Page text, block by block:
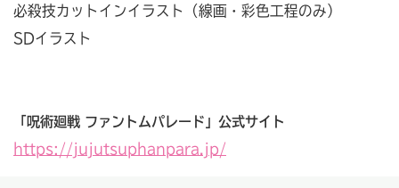
必殺技カットインイラスト（線画・彩色工程のみ）
SDイラスト
「呪術廻戦 ファントムパレード」公式サイト
https://jujutsuphanpara.jp/